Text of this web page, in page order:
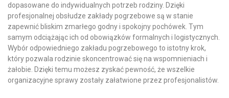
dopasowane do indywidualnych potrzeb rodziny. Dzięki
profesjonalnej obsłudze zakłady pogrzebowe są w stanie
zapewnić bliskim zmarłego godny i spokojny pochówek. Tym
samym odciążając ich od obowiązków formalnych i logistycznych.
Wybór odpowiedniego zakładu pogrzebowego to istotny krok,
który pozwala rodzinie skoncentrować się na wspomnieniach i
żałobie. Dzięki temu możesz zyskać pewność, że wszelkie
organizacyjne sprawy zostały załatwione przez profesjonalistów.